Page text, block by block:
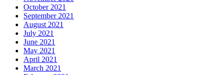
October 2021
September 2021
August 2021
July 2021
June 2021
May 2021
April 2021
March 2021